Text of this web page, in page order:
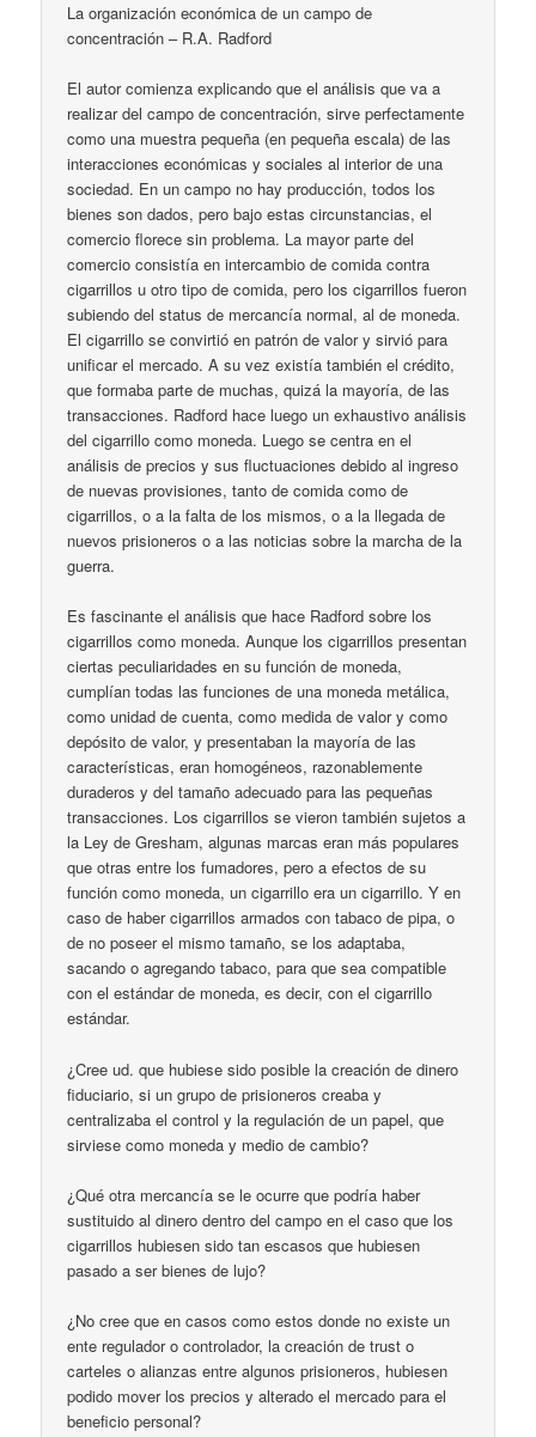
La organización económica de un campo de
concentración – R.A. Radford
El autor comienza explicando que el análisis que va a
realizar del campo de concentración, sirve perfectamente
como una muestra pequeña (en pequeña escala) de las
interacciones económicas y sociales al interior de una
sociedad. En un campo no hay producción, todos los
bienes son dados, pero bajo estas circunstancias, el
comercio florece sin problema. La mayor parte del
comercio consistía en intercambio de comida contra
cigarrillos u otro tipo de comida, pero los cigarrillos fueron
subiendo del status de mercancía normal, al de moneda.
El cigarrillo se convirtió en patrón de valor y sirvió para
unificar el mercado. A su vez existía también el crédito,
que formaba parte de muchas, quizá la mayoría, de las
transacciones. Radford hace luego un exhaustivo análisis
del cigarrillo como moneda. Luego se centra en el
análisis de precios y sus fluctuaciones debido al ingreso
de nuevas provisiones, tanto de comida como de
cigarrillos, o a la falta de los mismos, o a la llegada de
nuevos prisioneros o a las noticias sobre la marcha de la
guerra.
Es fascinante el análisis que hace Radford sobre los
cigarrillos como moneda. Aunque los cigarrillos presentan
ciertas peculiaridades en su función de moneda,
cumplían todas las funciones de una moneda metálica,
como unidad de cuenta, como medida de valor y como
depósito de valor, y presentaban la mayoría de las
características, eran homogéneos, razonablemente
duraderos y del tamaño adecuado para las pequeñas
transacciones. Los cigarrillos se vieron también sujetos a
la Ley de Gresham, algunas marcas eran más populares
que otras entre los fumadores, pero a efectos de su
función como moneda, un cigarrillo era un cigarrillo. Y en
caso de haber cigarrillos armados con tabaco de pipa, o
de no poseer el mismo tamaño, se los adaptaba,
sacando o agregando tabaco, para que sea compatible
con el estándar de moneda, es decir, con el cigarrillo
estándar.
¿Cree ud. que hubiese sido posible la creación de dinero
fiduciario, si un grupo de prisioneros creaba y
centralizaba el control y la regulación de un papel, que
sirviese como moneda y medio de cambio?
¿Qué otra mercancía se le ocurre que podría haber
sustituido al dinero dentro del campo en el caso que los
cigarrillos hubiesen sido tan escasos que hubiesen
pasado a ser bienes de lujo?
¿No cree que en casos como estos donde no existe un
ente regulador o controlador, la creación de trust o
carteles o alianzas entre algunos prisioneros, hubiesen
podido mover los precios y alterado el mercado para el
beneficio personal?